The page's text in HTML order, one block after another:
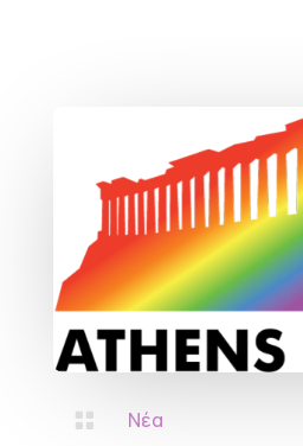
 Νέα